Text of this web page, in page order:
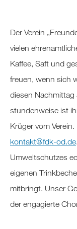
Der Verein
vielen
Kaffee, Saft und
freuen, wenn sich
diesen
stundenweise ist
Krüger vom
kontakt@fdk-od.de
Umweltschutzes
eigenen
mitbringt. Unser
der engagierte